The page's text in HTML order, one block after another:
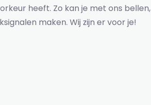
heeft. Zo kan je met ons bellen,
maken. Wij zijn er voor je!